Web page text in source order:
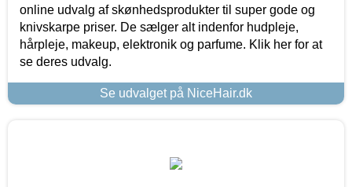
online udvalg af skønhedsprodukter til super gode og
knivskarpe priser. De sælger alt indenfor hudpleje,
hårpleje, makeup, elektronik og parfume. Klik her for at
se deres udvalg.
Se udvalget på NiceHair.dk